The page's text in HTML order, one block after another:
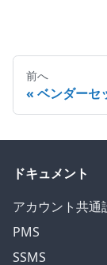
前へ
ベンダーセ
ドキュメント
アカウント共通
PMS
SSMS